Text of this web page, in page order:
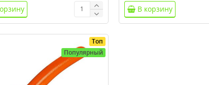
В корзину
Топ
Популярный